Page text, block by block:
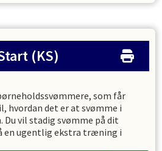
(KS)
som får
hvordan det er at svømme i
Du vil stadig svømme på dit
en ugentlig ekstra træning i